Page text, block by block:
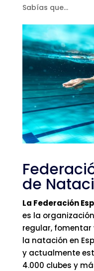
Sabías que...
de
La Federación
es la
regular,
la natación en
y actualmente
4.000 clubes y